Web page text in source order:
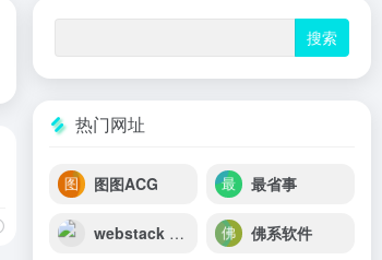
交
AI视频
热门网址
图图ACG 最省事
webstack 导航主题开源版 佛系软件